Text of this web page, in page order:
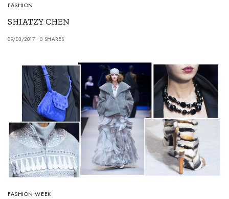
FASHION
SHIATZY CHEN
09/03/2017 0 SHARES
FASHION WEEK